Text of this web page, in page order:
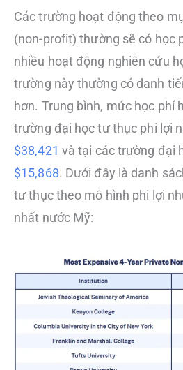
Các trường hoạt động theo
(non-profit) thường sẽ có học
nhiều hoạt động nghiên cứu
trường này thường có danh
hơn. Trung bình, mức học phí
trường đại học tư thục phi lợi
$38,421 và tại các trường đại
$15,868. Dưới đây là danh
tư thục theo mô hình phi lợi
nhất nước Mỹ: